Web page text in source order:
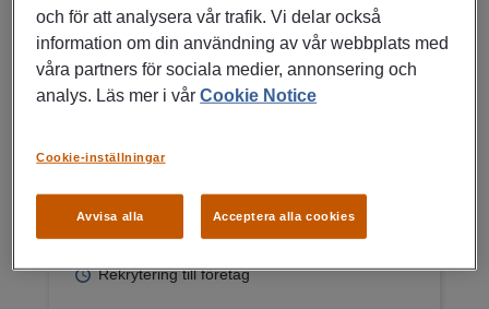
27/07/2026
Redovisningsekonom eller
Controller?
Karlskrona
Rekrytering till företag
och för att analysera vår trafik. Vi delar också
information om din användning av vår webbplats med
våra partners för sociala medier, annonsering och
analys. Läs mer i vårCookie Notice
Avvisa alla Acceptera alla cookies
Cookie-inställningar